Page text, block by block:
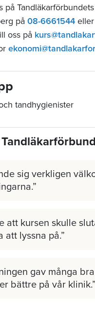
på
på 08-6661544
oss på
tandhygienister
sig verkligen
att kursen skulle
att lyssna på.
gav många
bättre på vår klinik.